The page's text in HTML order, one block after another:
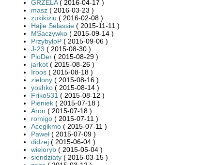
GRZELA( 2016-04-17 )
masz ( 2016-03-23 )
zukikiziu ( 2016-02-08 )
Hajle Selassie ( 2015-11-11 )
MSaczywko ( 2015-09-14 )
PrzybyloP ( 2015-09-06 )
J-23 ( 2015-08-30 )
PioDer ( 2015-08-29 )
jarkot ( 2015-08-26 )
Iroos ( 2015-08-18 )
zielony ( 2015-08-16 )
yoshko ( 2015-08-14 )
Friko531 ( 2015-08-12 )
Pieniek ( 2015-07-18 )
Aron ( 2015-07-18 )
romigo ( 2015-07-11 )
Acegikmo ( 2015-07-11 )
Paweł ( 2015-07-09 )
didzej ( 2015-06-04 )
wieloryb ( 2015-05-04 )
siendziaty ( 2015-03-15 )